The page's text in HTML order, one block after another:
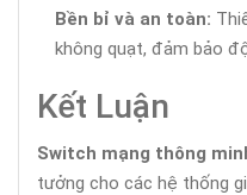
Bền bỉ và an toàn:
không quạt, đảm bảo
Kết Luận
Switch mạng thông
tưởng cho các hệ thống